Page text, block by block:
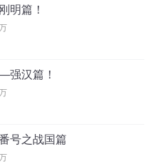
的是历史还是小说呢 历史上他们三
的历史 三英战吕布也是小说情节
明篇！
强汉篇！
号之战国篇